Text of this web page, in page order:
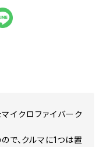
イクロファイバーク
で、クルマに1つは置